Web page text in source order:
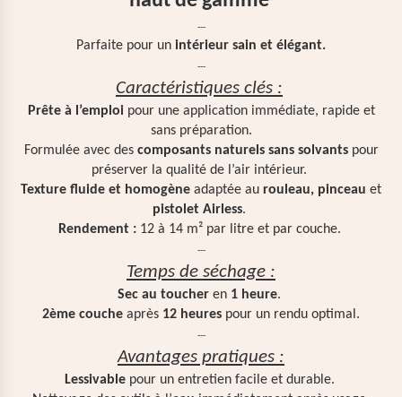
---
Parfaite pour un intérieur sain et élégant.
---
Caractéristiques clés :
Prête à l’emploipour une application immédiate, rapide et
sans préparation.
Formulée avec des composants naturels sans solvantspour
préserver la qualité de l’air intérieur.
Texture fluide et homogène adaptée au rouleau, pinceau et
pistolet Airless.
Rendement :12 à 14 m² par litre et par couche.
---
Temps de séchage :
Sec au toucher en 1 heure.
2ème couche après 12 heures pour un rendu optimal.
---
Avantages pratiques :
Lessivable pour un entretien facile et durable.